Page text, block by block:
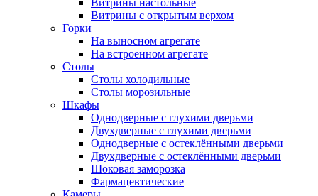
Витрины настольные
Витрины с открытым верхом
Горки
На выносном агрегате
На встроенном агрегате
Столы
Столы холодильные
Столы морозильные
Шкафы
Однодверные с глухими дверьми
Двухдверные с глухими дверьми
Однодверные с остеклёнными дверьми
Двухдверные с остеклёнными дверьми
Шоковая заморозка
Фармацевтические